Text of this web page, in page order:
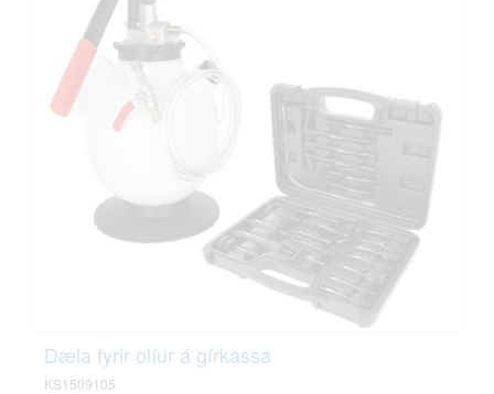
Dæla fyrir olíur á gírkassa
KS1509105